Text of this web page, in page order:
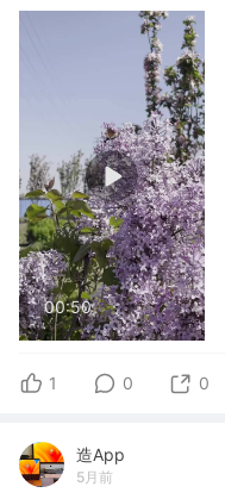
00:50
1 0 0
造App
5月前